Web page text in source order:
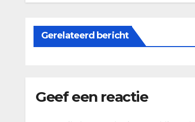
Gerelateerd bericht
Geef een reactie